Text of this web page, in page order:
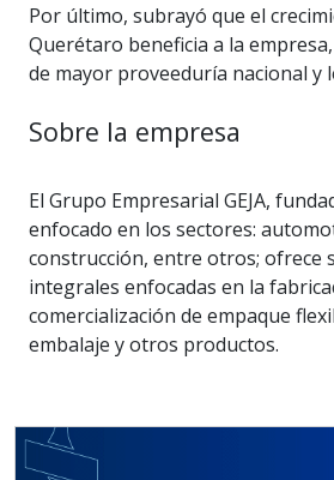
Por último, subrayó que el
Querétaro beneficia a la
de mayor proveeduría nacional y
Sobre la empresa
El Grupo Empresarial GEJA,
enfocado en los sectores:
construcción, entre otros; ofrece
integrales enfocadas en la
comercialización de empaque
embalaje y otros productos.